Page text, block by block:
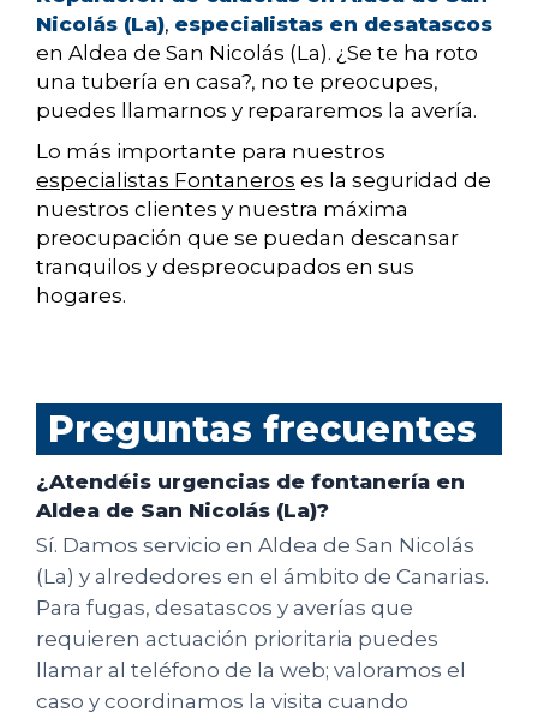
Nicolás (La), especialistas en desatascos
en Aldea de San Nicolás (La). ¿Se te ha roto
una tubería en casa?, no te preocupes,
puedes llamarnos y repararemos la avería.
Lo más importante para nuestros
especialistas Fontaneros es la seguridad de
nuestros clientes y nuestra máxima
preocupación que se puedan descansar
tranquilos y despreocupados en sus
hogares.
Preguntas frecuentes
¿Atendéis urgencias de fontanería en
Aldea de San Nicolás (La)?
Sí. Damos servicio en Aldea de San Nicolás
(La) y alrededores en el ámbito de Canarias.
Para fugas, desatascos y averías que
requieren actuación prioritaria puedes
llamar al teléfono de la web; valoramos el
caso y coordinamos la visita cuando